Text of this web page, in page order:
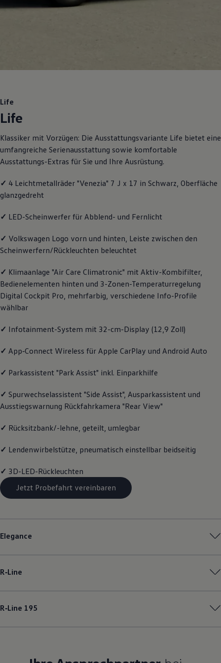
Motorenöl und Flüssigkeiten
Volkswagen Teile
Schutz und Pflege
Handy und Fahrzeug verbinden
Updates für Software, Karten und Radio
Über Ihr Auto
Vorgängermodelle
Volkswagen Kundenbetreuung
Digitale Betriebsanleitung
Live Beratung
Lifestyle
Transport
Familie
Volkswagen R
Pannen- und Unfallhilfe
Volkswagen Kundenbetreuung
Life
Life
Klassiker mit Vorzügen: Die Ausstattungsvariante Life bietet eine
umfangreiche Serienausstattung sowie komfortable
Ausstattungs-Extras für Sie und Ihre Ausrüstung.
✓ 4 Leichtmetallräder "Venezia" 7 J x 17 in Schwarz, Oberfläche
glanzgedreht
✓ LED-Scheinwerfer für Abblend- und Fernlicht
✓ Volkswagen Logo vorn und hinten, Leiste zwischen den
Scheinwerfern/Rückleuchten beleuchtet
✓ Klimaanlage "Air Care Climatronic" mit Aktiv-Kombifilter,
Bedienelementen hinten und 3-Zonen-Temperaturregelung
Digital Cockpit Pro, mehrfarbig, verschiedene Info-Profile
wählbar
✓ Infotainment-System mit 32-cm-Display (12,9 Zoll)
✓ App‑Connect Wireless für Apple CarPlay und Android Auto
✓ Parkassistent "Park Assist" inkl. Einparkhilfe
✓ Spurwechselassistent "Side Assist", Ausparkassistent und
Ausstiegswarnung Rückfahrkamera "Rear View"
✓ Rücksitzbank/-lehne, geteilt, umlegbar
✓ Lendenwirbelstütze, pneumatisch einstellbar beidseitig
✓ 3D-LED-Rückleuchten
Jetzt Probefahrt vereinbaren
Elegance
R‑Line
R‑Line 195